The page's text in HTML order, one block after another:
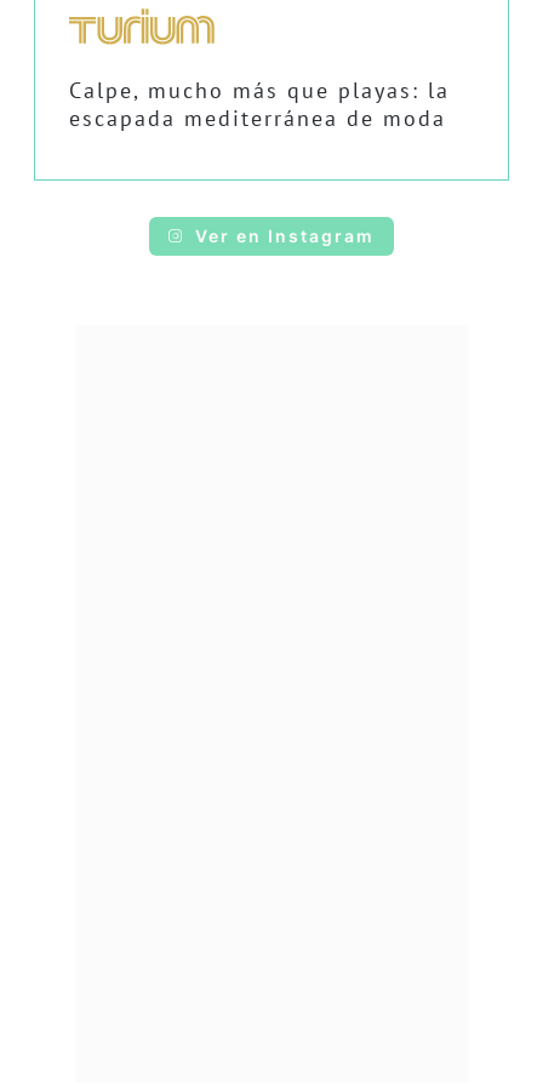
Calpe, mucho más que playas: la
escapada mediterránea de moda
Ver en Instagram